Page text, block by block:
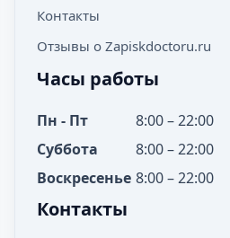
Контакты
Отзывы о Zapiskdoctoru.ru
Часы работы
Пн - Пт
8:00 – 22:00
Суббота
8:00 – 22:00
Воскресенье 8:00 – 22:00
Контакты